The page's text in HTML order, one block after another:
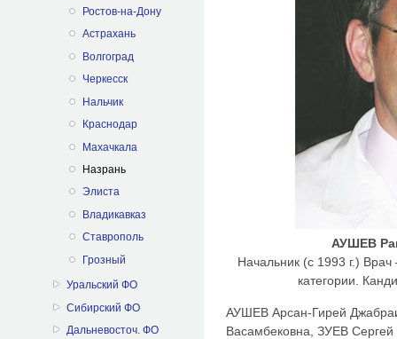
Ростов-на-Дону
Астрахань
Волгоград
Черкесск
Нальчик
Краснодар
Махачкала
Назрань
Элиста
Владикавказ
Ставрополь
Грозный
Уральский ФО
Сибирский ФО
Дальневосточ. ФО
АУШЕВ
Начальник (с 1993 г.)
категории.
АУШЕВ Арсан-Гирей
Васамбековна, ЗУЕВ